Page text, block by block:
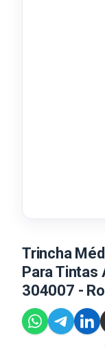
Trincha
Para Tintas
304007 -